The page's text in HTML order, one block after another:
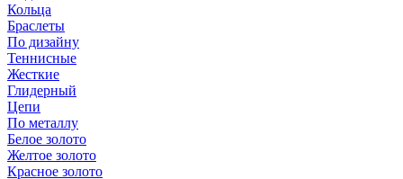
Кольца
Браслеты
По дизайну
Теннисные
Жесткие
Глидерный
Цепи
По металлу
Белое золото
Желтое золото
Красное золото